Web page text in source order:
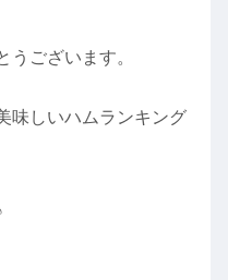
うございます。
味しいハムランキング